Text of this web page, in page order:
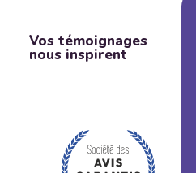
Vos témoignages
nous inspirent